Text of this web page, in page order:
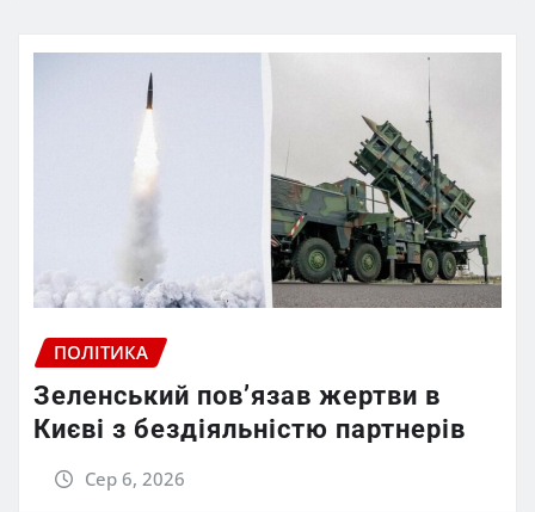
ПОЛІТИКА
Зеленський пов’язав жертви в
Києві з бездіяльністю партнерів
Сер 6, 2026